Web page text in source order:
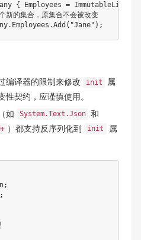
{ Employees =
的集合，原集合不会被改变
编译器的限制来修改 init
属
契约，应谨慎使用。
如 System.Text.Json 和
）都支持反序列化到 init
属